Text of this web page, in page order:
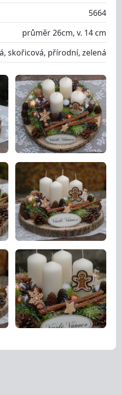
5664
průměr 26cm, v. 14 cm
skořicová, přírodní, zelená